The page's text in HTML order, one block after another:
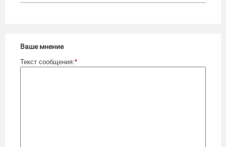
Ваше мнение
Текст сообщения:*